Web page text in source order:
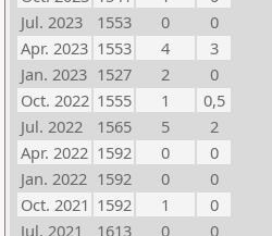
Jul. 2023
1553 0
0
Apr. 2023 1553 4
3
Jan. 2023 1527 2
0
Oct. 2022 1555 1
0,5
Jul. 2022
1565 5
2
Apr. 2022 1592 0
0
Jan. 2022 1592 0
0
Oct. 2021 1592 1
0
Jul. 2021
1613 0
0